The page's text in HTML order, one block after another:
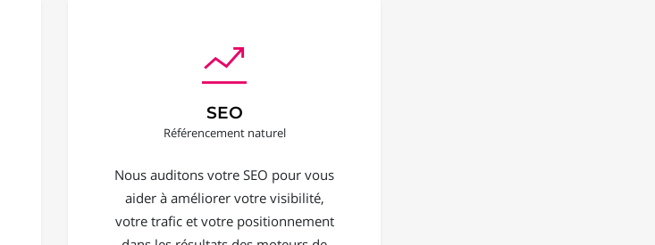
SEO
Référencement naturel
Nous auditons votre SEO pour vous
aider à améliorer votre visibilité,
votre trafic et votre positionnement